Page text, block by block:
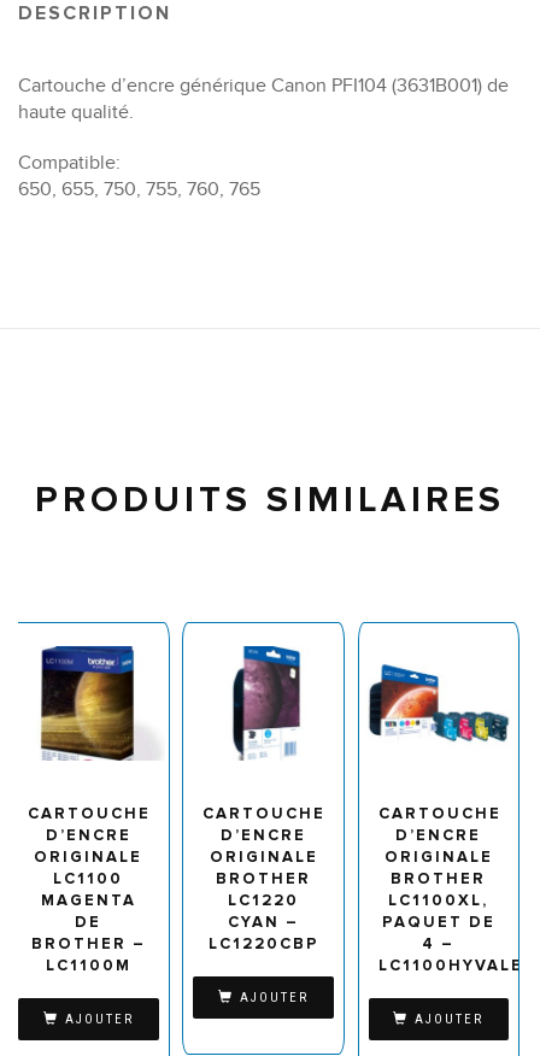
DESCRIPTION
Cartouche d’encre générique Canon PFI104 (3631B001) de
haute qualité.
Compatible:
650, 655, 750, 755, 760, 765
PRODUITS SIMILAIRES
CARTOUCHE
D’ENCRE
ORIGINALE
LC1100
MAGENTA
DE
BROTHER –
LC1100M
AJOUTER
CARTOUCHE
D’ENCRE
ORIGINALE
BROTHER
LC1220
CYAN –
LC1220CBP
AJOUTER
CARTOUCHE
D’ENCRE
ORIGINALE
BROTHER
LC1100XL,
PAQUET DE
4 –
LC1100HYVALBP
AJOUTER